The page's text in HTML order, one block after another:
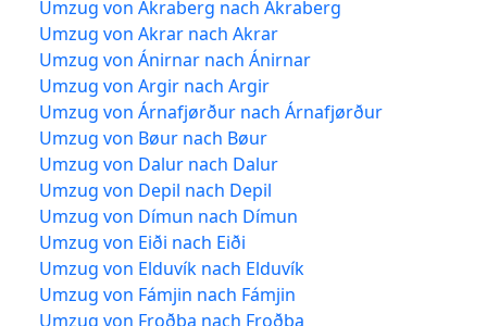
Umzug von Akraberg nach Akraberg
Umzug von Akrar nach Akrar
Umzug von Ánirnar nach Ánirnar
Umzug von Argir nach Argir
Umzug von Árnafjørður nach Árnafjørður
Umzug von Bøur nach Bøur
Umzug von Dalur nach Dalur
Umzug von Depil nach Depil
Umzug von Dímun nach Dímun
Umzug von Eiði nach Eiði
Umzug von Elduvík nach Elduvík
Umzug von Fámjin nach Fámjin
Umzug von Froðba nach Froðba